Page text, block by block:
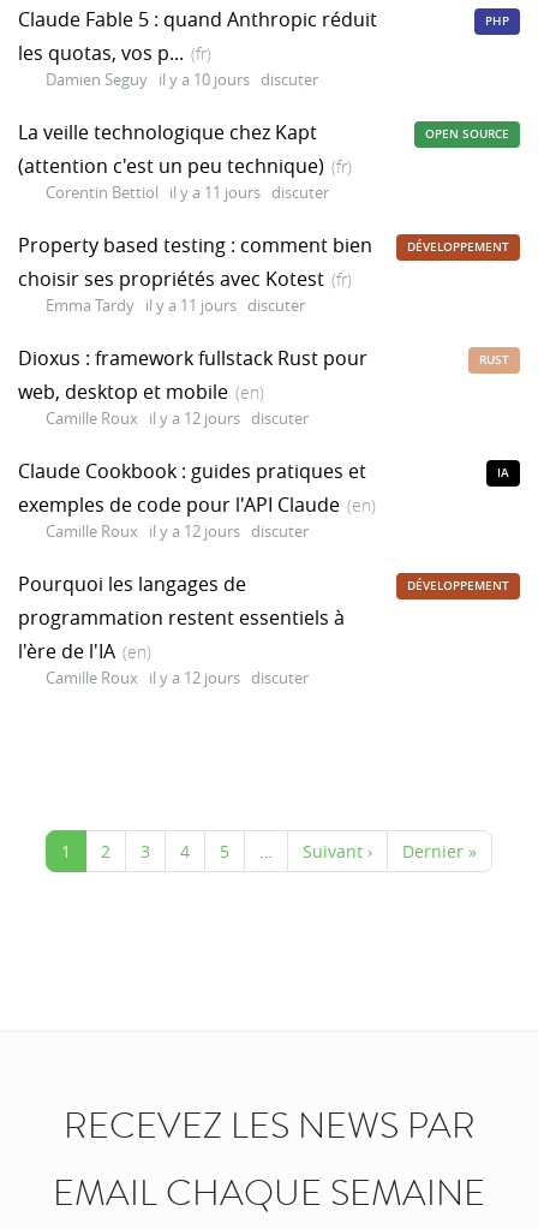
Claude Fable 5 : quand Anthropic réduit
les quotas, vos p... (fr)
Damien Seguy il y a 10 jours discuter
PHP
La veille technologique chez Kapt
(attention c'est un peu technique) (fr)
Corentin Bettiol il y a 11 jours discuter
OPEN SOURCE
Property based testing : comment bien
choisir ses propriétés avec Kotest (fr)
Emma Tardy il y a 11 jours discuter
DÉVELOPPEMENT
Dioxus : framework fullstack Rust pour
web, desktop et mobile (en)
Camille Roux il y a 12 jours discuter
RUST
Claude Cookbook : guides pratiques et
exemples de code pour l'API Claude (en)
Camille Roux il y a 12 jours discuter
IA
Pourquoi les langages de
programmation restent essentiels à
l'ère de l'IA (en)
Camille Roux il y a 12 jours discuter
DÉVELOPPEMENT
1 2 3 4 5 Suivant › Dernier »
RECEVEZ LES NEWS PAR
EMAIL CHAQUE SEMAINE